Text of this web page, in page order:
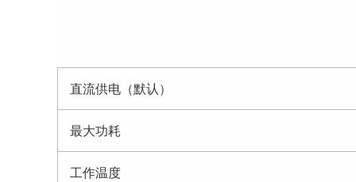
直流供电（默认）
最大功耗
工作温度